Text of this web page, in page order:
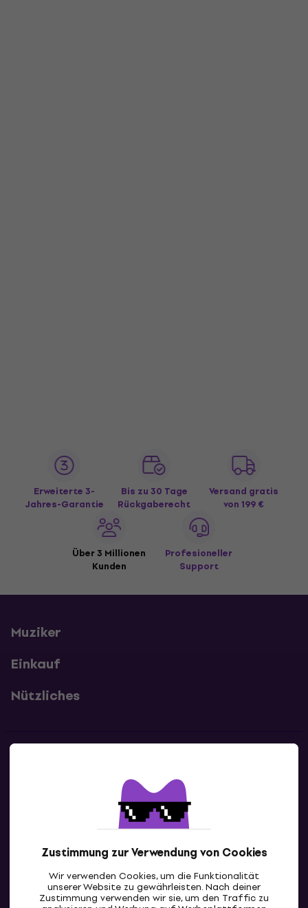
Zustimmung zur Verwendung von Cookies
Wir verwenden Cookies, um die Funktionalität
unserer Website zu gewährleisten. Nach deiner
Zustimmung verwenden wir sie, um den Traffic zu
Erweiterte 3-
Jahres-Garantie
Bis zu 30 Tage
Rückgaberecht
Versand gratis
von 199 €
Über 3 Millionen
Kunden
Profesioneller
Support
Muziker
Einkauf
Nützliches
Kontaktiere uns